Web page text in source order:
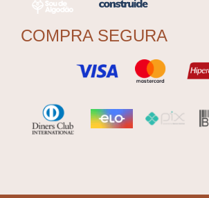
COMPRA SEGURA